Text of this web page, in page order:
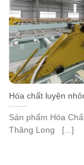
Hóa chất luyện
Sản phẩm Hóa
Thăng Long [...]